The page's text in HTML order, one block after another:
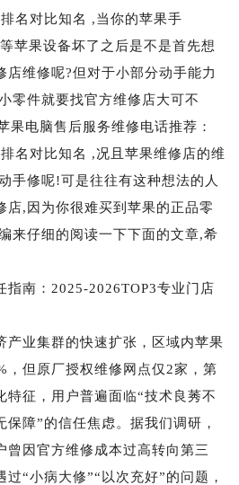
名对比知名 ,当你的苹果手
苹果设备坏了之后是不是首先想
店维修呢?但对于小部分动手能力
零件就要找官方维修店大可不
果电脑售后服务维修电话推荐：
名对比知名 ,况且苹果维修店的维
手修呢!可是往往有这种想法的人
店,因为你很难买到苹果的正品零
来仔细的阅读一下下面的文章,希
指南：2025-2026TOP3专业门店
产业集群的快速扩张，区域内苹果
，但原厂授权维修网点仅2家，第
特征，用户普遍面临“技术良莠不
障”的信任焦虑。据我们调研，
曾因官方维修成本过高转向第三
“小病大修”“以次充好”的问题，